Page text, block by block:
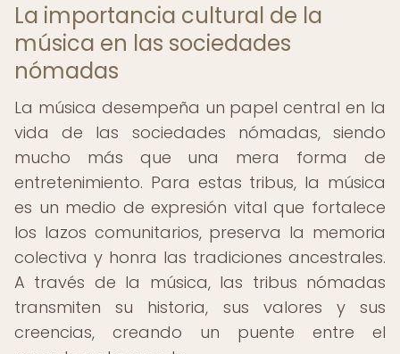
La importancia cultural de la
música en las sociedades
nómadas
La música desempeña un papel central en la
vida de las sociedades nómadas, siendo
mucho más que una mera forma de
entretenimiento. Para estas tribus, la música
es un medio de expresión vital que fortalece
los lazos comunitarios, preserva la memoria
colectiva y honra las tradiciones ancestrales.
A través de la música, las tribus nómadas
transmiten su historia, sus valores y sus
creencias, creando un puente entre el